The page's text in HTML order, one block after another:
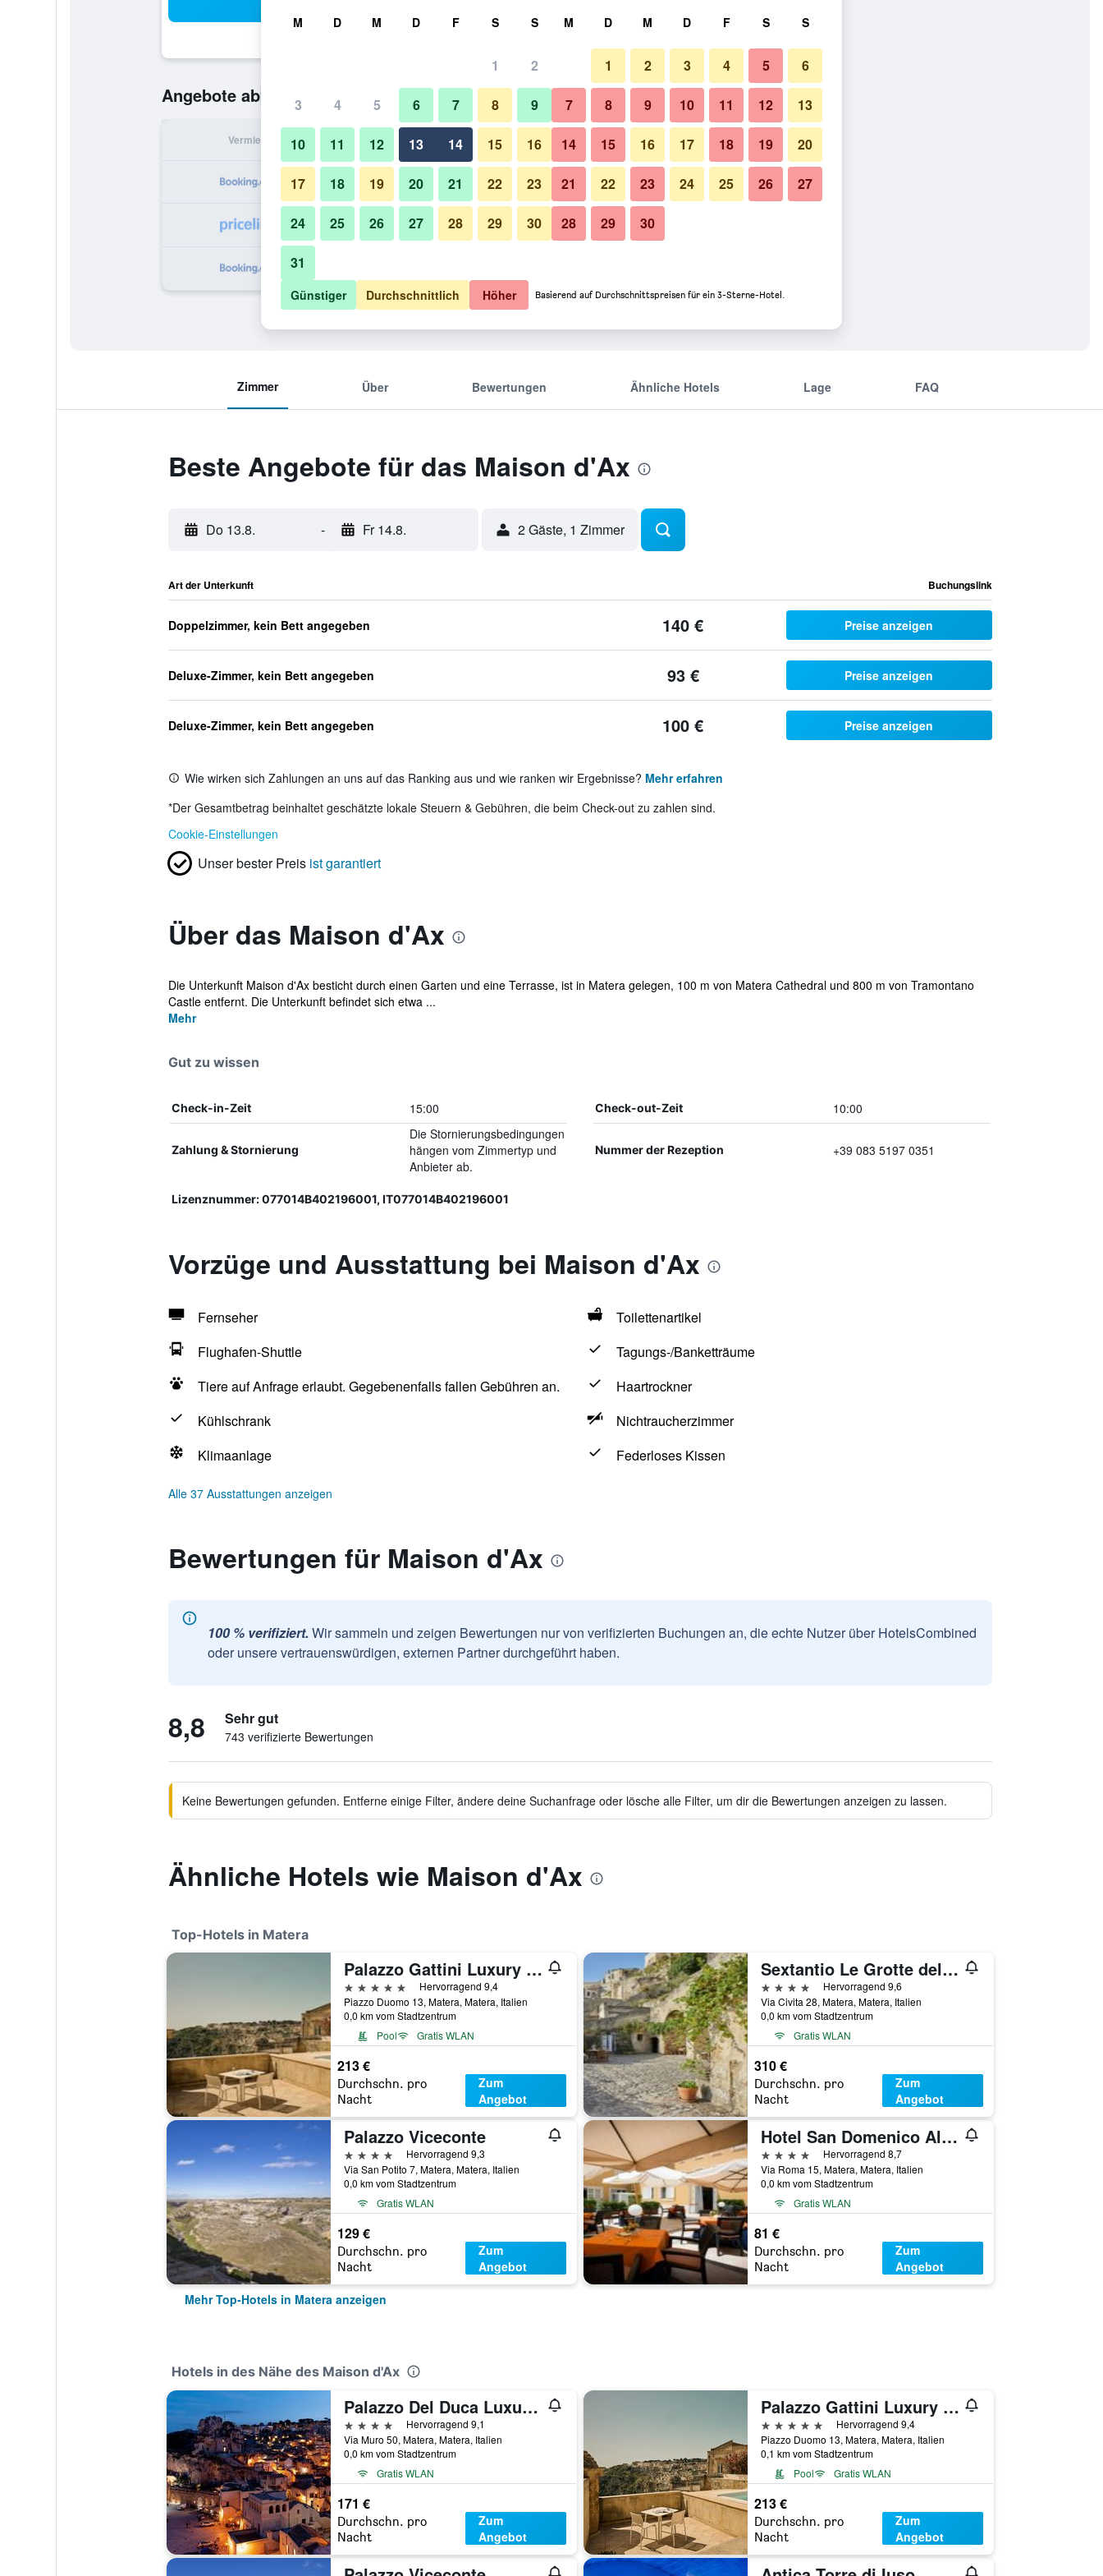
Angebote ab93 € Günstigste Option: Preis pro Nacht
Vermieter pro Nacht
93 € Angebot anzeigen
100 € Angebot anzeigen
Zimmer Über Bewertungen Ähnliche Hotels Lage FAQ
Beste Angebote für das Maison d'Ax
Do 13.8. - Fr 14.8. 2 Gäste, 1 Zimmer
Art der Unterkunft Buchungslink
Doppelzimmer, kein Bett angegeben 140 € Preise anzeigen
Deluxe-Zimmer, kein Bett angegeben 93 € Preise anzeigen
Deluxe-Zimmer, kein Bett angegeben 100 € Preise anzeigen
Wie wirken sich Zahlungen an uns auf das Ranking aus und wie ranken wir Ergebnisse? Mehr erfahren
*Der Gesamtbetrag beinhaltet geschätzte lokale Steuern & Gebühren, die beim Check-out zu zahlen sind.
Cookie-Einstellungen
Unser bester Preis ist garantiert
Über das Maison d'Ax
Die Unterkunft Maison d'Ax besticht durch einen Garten und eine Terrasse, ist in Matera gelegen, 100 m von Matera Cathedral und 800 m von Tramontano
Castle entfernt. Die Unterkunft befindet sich etwa ...
Mehr
Gut zu wissen
Check-in-Zeit 15:00 Check-out-Zeit 10:00
Zahlung & Stornierung
Die Stornierungsbedingungen
hängen vom Zimmertyp und
Anbieter ab.
Nummer der Rezeption +39 083 5197 0351
Lizenznummer: 077014B402196001, IT077014B402196001
Vorzüge und Ausstattung bei Maison d'Ax
Fernseher
Toilettenartikel
Flughafen-Shuttle
Tagungs-/Banketträume
Tiere auf Anfrage erlaubt. Gegebenenfalls fallen Gebühren an.
Haartrockner
Kühlschrank
Nichtraucherzimmer
Klimaanlage
Federloses Kissen
Alle 37 Ausstattungen anzeigen
Bewertungen für Maison d'Ax
100 % verifiziert. Wir sammeln und zeigen Bewertungen nur von verifizierten Buchungen an, die echte Nutzer über HotelsCombined
oder unsere vertrauenswürdigen, externen Partner durchgeführt haben.
8,8 Sehr gut
743 verifizierte Bewertungen
Keine Bewertungen gefunden. Entferne einige Filter, ändere deine Suchanfrage oder lösche alle Filter, um dir die Bewertungen anzeigen zu lassen.
Ähnliche Hotels wie Maison d'Ax
Top-Hotels in Matera
Palazzo Gattini Luxury Hotel
5 Sterne
Hervorragend 9,4
Piazzo Duomo 13, Matera, Matera, Italien
0,0 km vom Stadtzentrum
Pool
Gratis WLAN
213 €
Durchschn. pro
Nacht
Zum
Angebot
Sextantio Le Grotte della Civita, a Member of Design Hotels
4 Sterne
Hervorragend 9,6
Via Civita 28, Matera, Matera, Italien
0,0 km vom Stadtzentrum
Gratis WLAN
310 €
Durchschn. pro
Nacht
Zum
Angebot
Palazzo Viceconte
4 Sterne
Hervorragend 9,3
Via San Potito 7, Matera, Matera, Italien
0,0 km vom Stadtzentrum
Gratis WLAN
129 €
Durchschn. pro
Nacht
Zum
Angebot
Hotel San Domenico Al Piano
4 Sterne
Hervorragend 8,7
Via Roma 15, Matera, Matera, Italien
0,0 km vom Stadtzentrum
Gratis WLAN
81 €
Durchschn. pro
Nacht
Zum
Angebot
Mehr Top-Hotels in Matera anzeigen
Hotels in des Nähe des Maison d'Ax
Palazzo Del Duca Luxury Hotel
4 Sterne
Hervorragend 9,1
Via Muro 50, Matera, Matera, Italien
0,0 km vom Stadtzentrum
Gratis WLAN
171 €
Durchschn. pro
Nacht
Zum
Angebot
Palazzo Gattini Luxury Hotel
5 Sterne
Hervorragend 9,4
Piazzo Duomo 13, Matera, Matera, Italien
0,1 km vom Stadtzentrum
Pool
Gratis WLAN
213 €
Durchschn. pro
Nacht
Zum
Angebot
M D M D F S S
1 2
3 4 5 6 7 8 9
10 11 12 13 14 15 16
17 18 19 20 21 22 23
24 25 26 27 28 29 30
31
M D M D F S S
1 2 3 4 5 6
7 8 9 10 11 12 13
14 15 16 17 18 19 20
21 22 23 24 25 26 27
28 29 30
Günstiger Durchschnittlich Höher Basierend auf Durchschnittspreisen für ein 3-Sterne-Hotel.